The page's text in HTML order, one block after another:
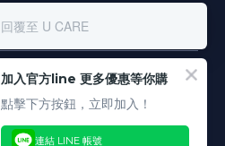
繁體中文
回覆至 U CARE
加入官方line 更多優惠等你購
點擊下方按鈕，立即加入！
連結 LINE 帳號